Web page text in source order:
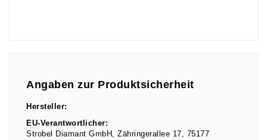
Angaben zur Produktsicherheit
Hersteller:
EU-Verantwortlicher:
Strobel Diamant GmbH
Zähringerallee 17
75177